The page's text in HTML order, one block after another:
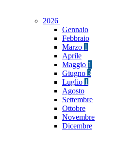
2026
Gennaio
Febbraio
Marzo 1
Aprile
Maggio 1
Giugno 3
Luglio 1
Agosto
Settembre
Ottobre
Novembre
Dicembre